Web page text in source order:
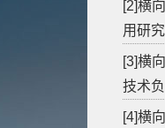
[2]横
用研
[3]横
技术
[4]横